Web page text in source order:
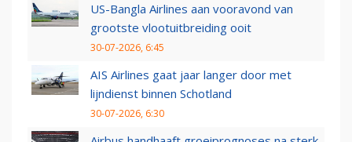
US-Bangla Airlines aan vooravond van
grootste vlootuitbreiding ooit
30-07-2026, 6:45
AIS Airlines gaat jaar langer door met
lijndienst binnen Schotland
30-07-2026, 6:30